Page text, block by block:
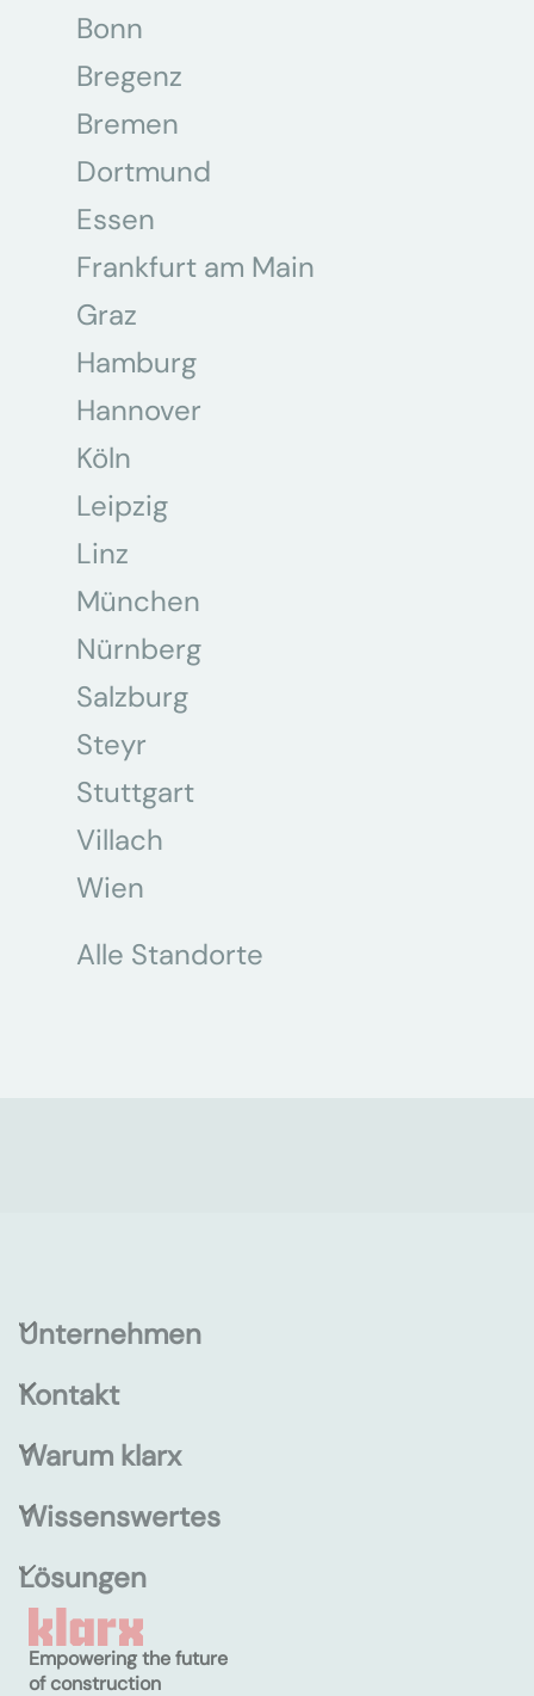
Bonn
Bregenz
Bremen
Dortmund
Essen
Frankfurt am Main
Graz
Hamburg
Hannover
Köln
Leipzig
Linz
München
Nürnberg
Salzburg
Steyr
Stuttgart
Villach
Wien
Alle Standorte
Unternehmen
Kontakt
Warum klarx
Wissenswertes
Lösungen
Empowering the future
of construction